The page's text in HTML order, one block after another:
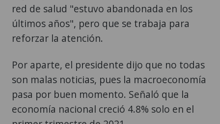
red de salud "estuvo abandonada en los
últimos años", pero que se trabaja para
reforzar la atención.
Por aparte, el presidente dijo que no todas
son malas noticias, pues la macroeconomía
pasa por buen momento. Señaló que la
economía nacional creció 4.8% solo en el